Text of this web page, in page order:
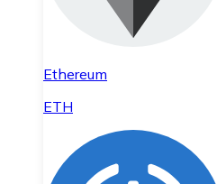
Ethereum
ETH